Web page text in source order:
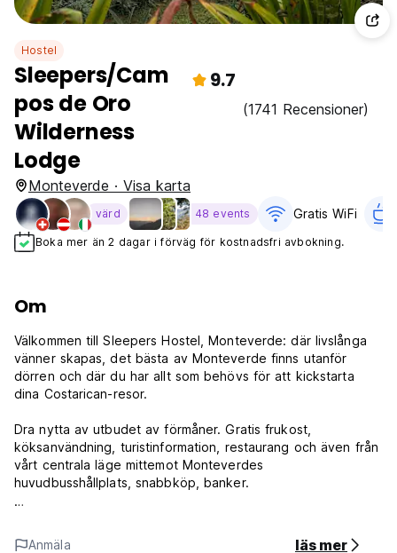
Hostel
Sleepers/Cam
pos de Oro
Wilderness
Lodge
9.7
(1741 Recensioner)
Monteverde · Visa karta
värd 48 events Gratis WiFi
Boka mer än 2 dagar i förväg för kostnadsfri avbokning.
Om
Välkommen till Sleepers Hostel, Monteverde: där livslånga
vänner skapas, det bästa av Monteverde finns utanför
dörren och där du har allt som behövs för att kickstarta
dina Costarican-resor.
Dra nytta av utbudet av förmåner. Gratis frukost,
köksanvändning, turistinformation, restaurang och även från
vårt centrala läge mittemot Monteverdes
huvudbusshållplats, snabbköp, banker.
kombinerar prisvärdhet med renlighet. & du hittar en
Anmäla läs mer